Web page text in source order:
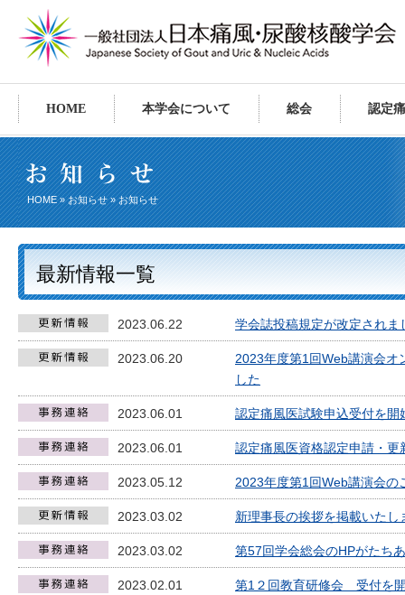
HOME 本学会について 総会 認定
HOME»お知らせ» お知らせ
最新情報一覧
2023.06.22 学会誌投稿規定が改定されま
2023.06.20
2023年度第1回Web講演会オ
した
2023.06.01 認定痛風医試験申込受付を開
2023.06.01 認定痛風医資格認定申請・更
2023.05.12 2023年度第1回Web講演会の
2023.03.02 新理事長の挨拶を掲載いたし
2023.03.02 第57回学会総会のHPがたち
2023.02.01 第1２回教育研修会 受付を